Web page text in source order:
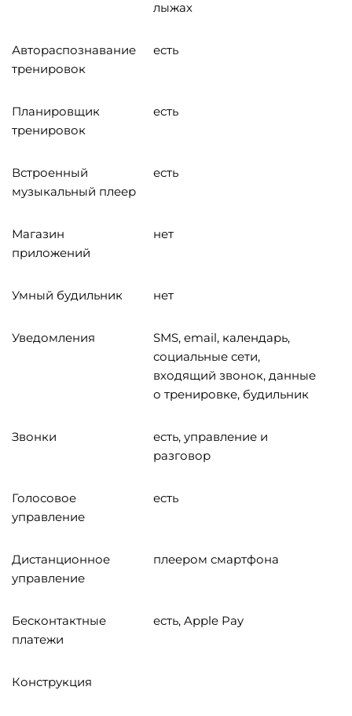
лыжах
Автораспознавание
тренировок
есть
Планировщик
тренировок
есть
Встроенный
музыкальный плеер
есть
Магазин
приложений
нет
Умный будильник нет
Уведомления
SMS, email, календарь,
социальные сети,
входящий звонок, данные
о тренировке, будильник
Звонки
есть, управление и
разговор
Голосовое
управление
есть
Дистанционное
управление
плеером смартфона
Бесконтактные
платежи
есть, Apple Pay
Конструкция